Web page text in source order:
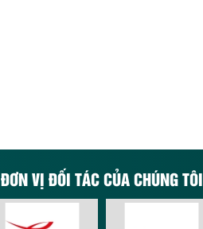
ĐƠN VỊ ĐỐI TÁC CỦA CHÚNG TÔI